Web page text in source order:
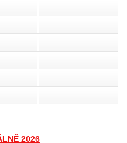
2026